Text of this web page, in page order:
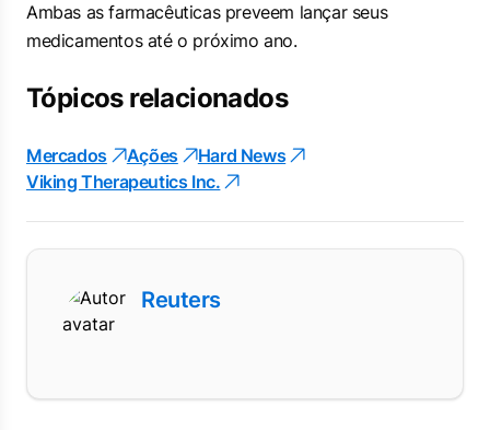
Ambas as farmacêuticas preveem lançar seus
medicamentos até o próximo ano.
Tópicos relacionados
Mercados Ações
Hard News
Viking Therapeutics Inc.
Reuters